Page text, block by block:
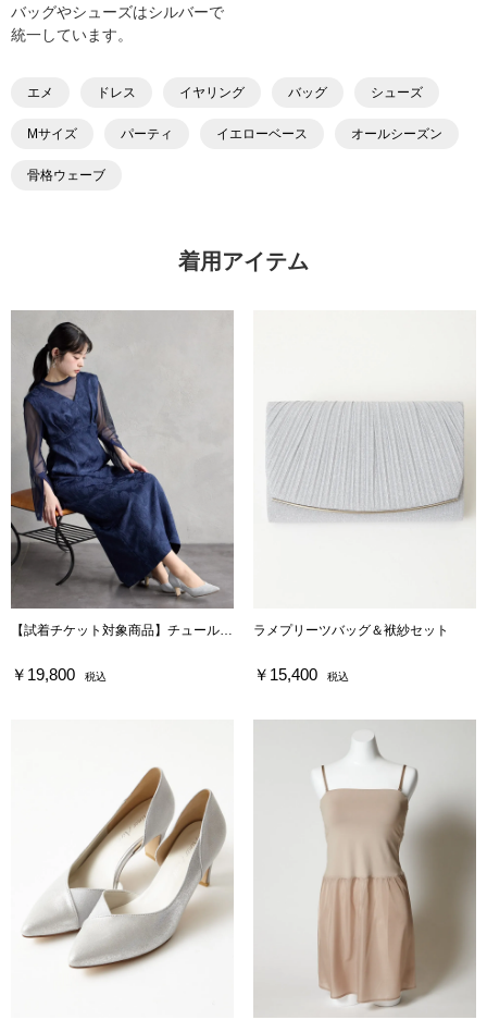
バッグやシューズはシルバーで
統一しています。
エメ ドレス イヤリング バッグ シューズ
Mサイズ パーティ イエローベース オールシーズン
骨格ウェーブ
着用アイテム
￥19,800 税込
ラメプリーツバッグ＆袱紗セット
￥15,400 税込